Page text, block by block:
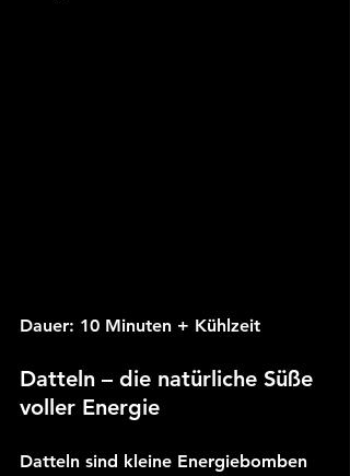
Dauer: 10 Minuten + Kühlzeit
Datteln – die natürliche Süße
voller Energie
Datteln sind kleine Energiebomben